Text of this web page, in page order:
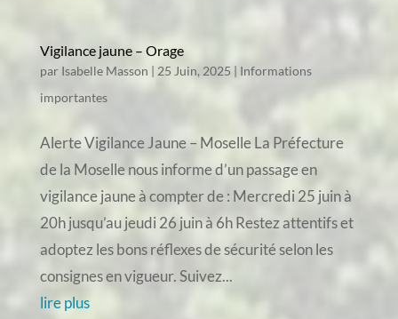
Vigilance jaune – Orage
par Isabelle Masson | 25 Juin, 2025 | Informations
importantes
Alerte Vigilance Jaune – Moselle La Préfecture
de la Moselle nous informe d’un passage en
vigilance jaune à compter de : Mercredi 25 juin à
20h jusqu’au jeudi 26 juin à 6h Restez attentifs et
adoptez les bons réflexes de sécurité selon les
consignes en vigueur. Suivez...
lire plus